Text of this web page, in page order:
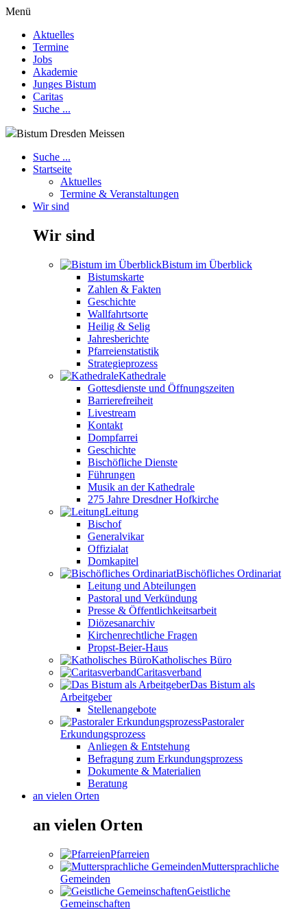
Menü
Aktuelles
Termine
Jobs
Akademie
Junges Bistum
Caritas
Suche ...
Bistum Dresden Meissen
Suche ...
Startseite
Aktuelles
Termine & Veranstaltungen
Wir sind
Wir sind
Bistum im Überblick
Bistumskarte
Zahlen & Fakten
Geschichte
Wallfahrtsorte
Heilig & Selig
Jahresberichte
Pfarreienstatistik
Strategieprozess
Kathedrale
Gottesdienste und Öffnungszeiten
Barrierefreiheit
Livestream
Kontakt
Dompfarrei
Geschichte
Bischöfliche Dienste
Führungen
Musik an der Kathedrale
275 Jahre Dresdner Hofkirche
Leitung
Bischof
Generalvikar
Offizialat
Domkapitel
Bischöfliches Ordinariat
Leitung und Abteilungen
Pastoral und Verkündung
Presse & Öffentlichkeitsarbeit
Diözesanarchiv
Kirchenrechtliche Fragen
Propst-Beier-Haus
Katholisches Büro
Caritasverband
Das Bistum als
Arbeitgeber
Stellenangebote
Pastoraler
Erkundungsprozess
Anliegen & Entstehung
Befragung zum Erkundungsprozess
Dokumente & Materialien
Beratung
an vielen Orten
an vielen Orten
Pfarreien
Muttersprachliche
Gemeinden
Geistliche
Gemeinschaften